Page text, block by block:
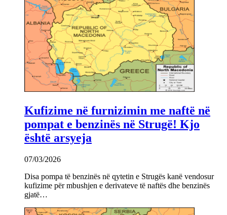
Kufizime në furnizimin me naftë në
pompat e benzinës në Strugë! Kjo
është arsyeja
07/03/2026
Disa pompa të benzinës në qytetin e Strugës kanë vendosur
kufizime për mbushjen e derivateve të naftës dhe benzinës
gjatë…